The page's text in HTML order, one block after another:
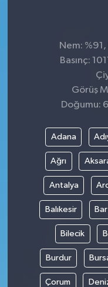
Nem: %91,
Basınç:
Görüş
Doğumu:
Adana
Ağrı
Antalya
Balıkesir
Bilecik
Burdur
Çorum